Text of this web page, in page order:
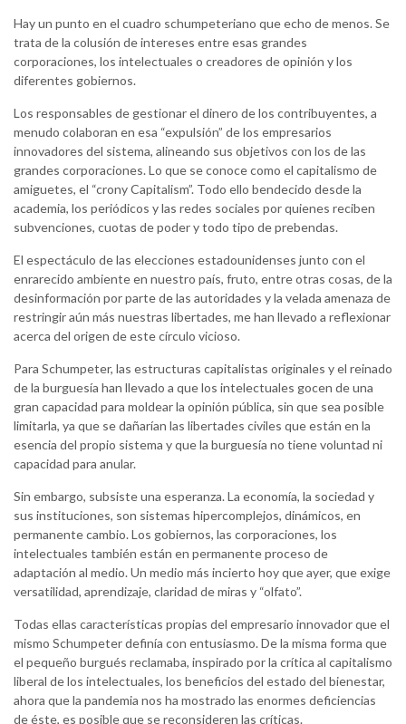
Hay un punto en el cuadro schumpeteriano que echo de menos. Se
trata de la colusión de intereses entre esas grandes
corporaciones, los intelectuales o creadores de opinión y los
diferentes gobiernos.
Los responsables de gestionar el dinero de los contribuyentes, a
menudo colaboran en esa “expulsión” de los empresarios
innovadores del sistema, alineando sus objetivos con los de las
grandes corporaciones. Lo que se conoce como el capitalismo de
amiguetes, el “crony Capitalism”. Todo ello bendecido desde la
academia, los periódicos y las redes sociales por quienes reciben
subvenciones, cuotas de poder y todo tipo de prebendas.
El espectáculo de las elecciones estadounidenses junto con el
enrarecido ambiente en nuestro país, fruto, entre otras cosas, de la
desinformación por parte de las autoridades y la velada amenaza de
restringir aún más nuestras libertades, me han llevado a reflexionar
acerca del origen de este círculo vicioso.
Para Schumpeter, las estructuras capitalistas originales y el reinado
de la burguesía han llevado a que los intelectuales gocen de una
gran capacidad para moldear la opinión pública, sin que sea posible
limitarla, ya que se dañarían las libertades civiles que están en la
esencia del propio sistema y que la burguesía no tiene voluntad ni
capacidad para anular.
Sin embargo, subsiste una esperanza. La economía, la sociedad y
sus instituciones, son sistemas hipercomplejos, dinámicos, en
permanente cambio. Los gobiernos, las corporaciones, los
intelectuales también están en permanente proceso de
adaptación al medio. Un medio más incierto hoy que ayer, que exige
versatilidad, aprendizaje, claridad de miras y “olfato”.
Todas ellas características propias del empresario innovador que el
mismo Schumpeter definía con entusiasmo. De la misma forma que
el pequeño burgués reclamaba, inspirado por la crítica al capitalismo
liberal de los intelectuales, los beneficios del estado del bienestar,
ahora que la pandemia nos ha mostrado las enormes deficiencias
de éste, es posible que se reconsideren las críticas.